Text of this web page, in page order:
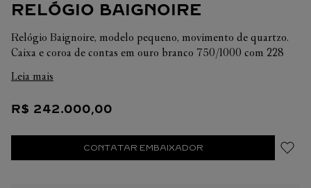
RELÓGIO BAIGNOIRE
Relógio Baignoire, modelo pequeno, movimento de quartzo.
Caixa e coroa de contas em ouro branco 750/1000 com 228
Mostrador prateado, ponteiros em aço azulado em forma de
escovada com efeito acetinado, azul-marinho e bordeaux,
32 mm X 26 mm. Espessura: 8 mm. Resistente à água até 3
bar (aprox. 30 metros).
Leia mais
R$ 242.000,00
CONTATAR EMBAIXADOR